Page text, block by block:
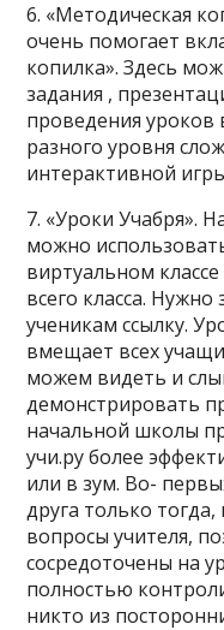
6. «Методическая
очень помогает
копилка». Здесь
задания ,
проведения уроков
разного уровня
интерактивной
7. «Уроки Учабря».
можно
виртуальном
всего класса.
ученикам ссылку.
вмещает всех
можем видеть и
демонстрировать
начальной школы
учи.ру более
или в зум. Во-
друга только тогда,
вопросы учителя,
сосредоточены на
полностью
никто из